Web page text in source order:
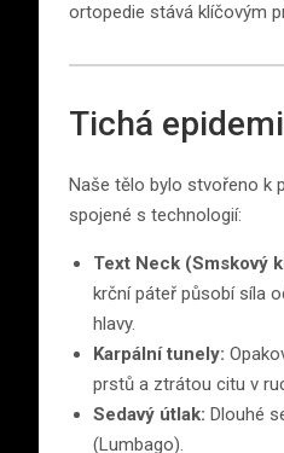
ortopedie stává klíčovým
Tichá
Naše tělo bylo stvořeno k
spojené s technologií:
Text Neck (Smskový
krční páteř působí síla
hlavy.
Karpální tunely:
prstů a ztrátou citu v
Sedavý útlak: Dlouhé
(Lumbago).